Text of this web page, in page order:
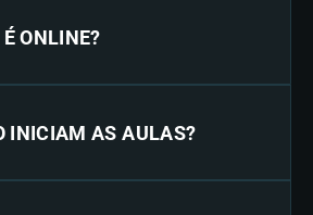
ONLINE?
INICIAM AS AULAS?